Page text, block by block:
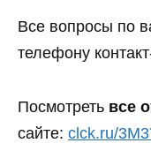
Все вопросы по
телефону
Посмотреть все
сайте: clck.ru/